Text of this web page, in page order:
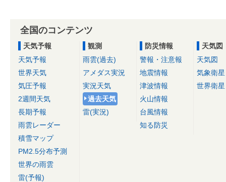
全国のコンテンツ
天気予報
天気予報
世界天気
気圧予報
2週間天気
長期予報
雨雲レーダー
積雪マップ
PM2.5分布予測
世界の雨雲
雷(予報)
観測
雨雲(過去)
アメダス実況
実況天気
過去天気
雷(実況)
防災情報
警報・注意報
地震情報
津波情報
火山情報
台風情報
知る防災
天気図
天気図
気象衛星
世界衛星